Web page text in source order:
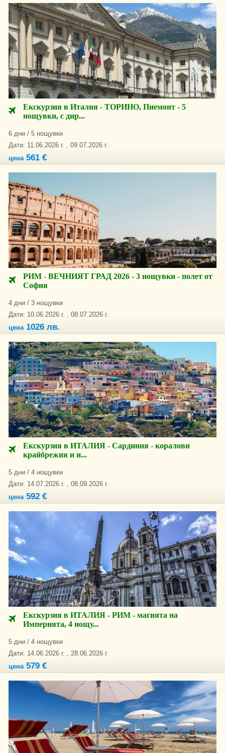
Екскурзия в Италия - ТОРИНО, Пиемонт - 5
нощувки, с дир...
6 дни / 5 нощувки
Дати: 11.06.2026 г. , 09.07.2026 г.
цена561 €
РИМ - ВЕЧНИЯТ ГРАД 2026 - 3 нощувки - полет от
София
4 дни / 3 нощувки
Дати: 10.06.2026 г. , 08.07.2026 г.
цена1026 лв.
Екскурзия в ИТАЛИЯ - Сардиния - коралови
крайбрежия и и...
5 дни / 4 нощувки
Дати: 14.07.2026 г. , 08.09.2026 г.
цена592 €
Екскурзия в ИТАЛИЯ - РИМ - магията на
Империята, 4 нощу...
5 дни / 4 нощувки
Дати: 14.06.2026 г. , 28.06.2026 г.
цена579 €